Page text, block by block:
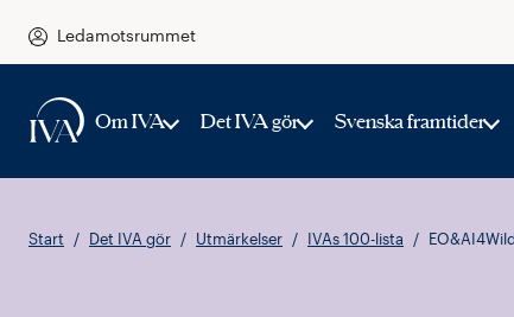
Ledamotsrummet
Om IVA Det IVA gör Svenska framtider
Start Det IVA gör Utmärkelser IVAs 100-lista